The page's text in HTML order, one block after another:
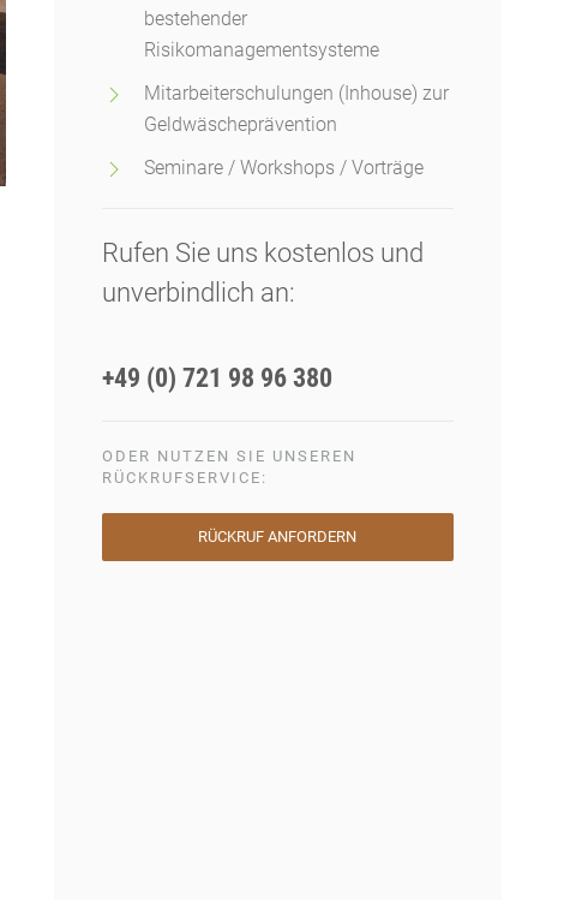
bestehender
Risikomanagementsysteme
Mitarbeiterschulungen (Inhouse) zur
Geldwäscheprävention
Seminare / Workshops / Vorträge
Rufen Sie uns kostenlos und
unverbindlich an:
+49 (0) 721 98 96 380
ODER NUTZEN SIE UNSEREN
RÜCKRUFSERVICE:
RÜCKRUF ANFORDERN